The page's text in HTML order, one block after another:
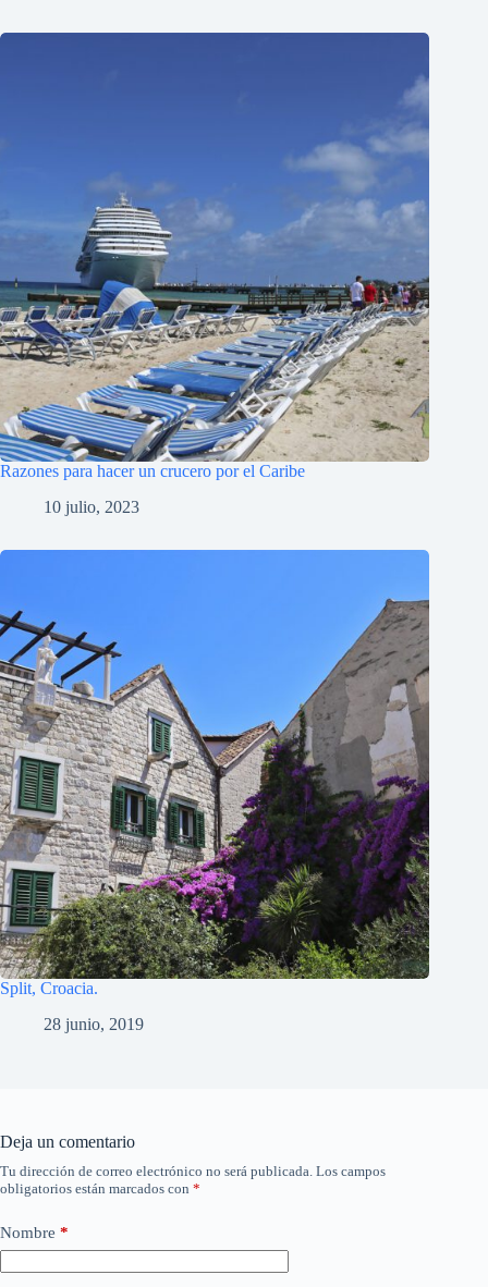
Razones para hacer un crucero por el Caribe
10 julio, 2023
Split, Croacia.
28 junio, 2019
Deja un comentario
Tu dirección de correo electrónico no será publicada. Los campos
obligatorios están marcados con *
Nombre *